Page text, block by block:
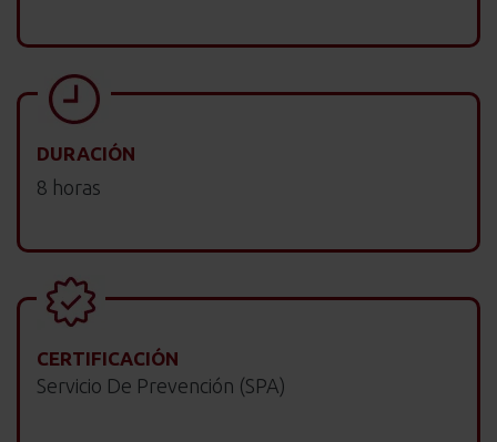
DURACIÓN
8 horas
CERTIFICACIÓN
Servicio De Prevención (SPA)